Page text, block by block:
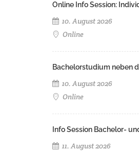
Online Info Session:
10. August 2026
Online
Bachelorstudium neben
10. August 2026
Online
Info Session Bachelor-
11. August 2026